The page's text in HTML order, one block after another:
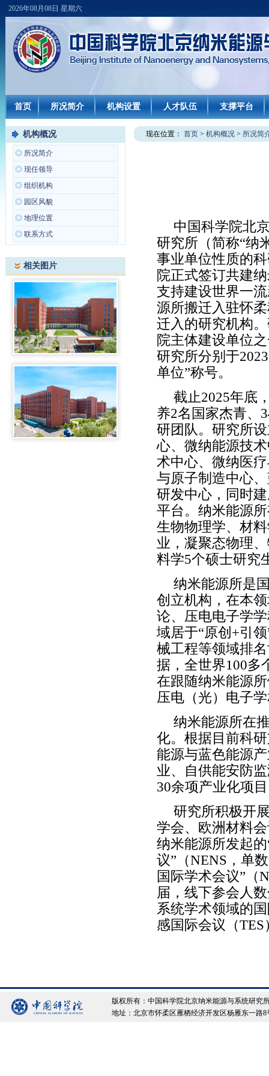
2026年08月08日 星期六
首页 所况简介 机构设置 人才队伍 支撑平台
机构概况
◎ 所况简介
◎ 现任领导
◎ 组织机构
◎ 园区风貌
◎ 地理位置
◎ 联系方式
相关图片
现在位置： 首页> 机构概况> 所况简
中国科学院北
研究所（简称“纳
事业单位性质的
院正式签订共建
支持建设世界一
源所搬迁入驻怀
迁入的研究机构
院主体建设单位
研究所分别于
单位”称号。
截止2025年底
养2名国家杰青、
研团队。研究所
心、微纳能源技
术中心、微纳医
与原子制造中心
研发中心，同时
平台。纳米能源
生物物理学、材
业，凝聚态物理
料学5个硕士研究
纳米能源所是
创立机构，在本
论、压电电子学
域居于“原创+引
械工程等领域排
据，全世界100多
在跟随纳米能源
压电（光）电子
纳米能源所在
化。根据目前科
能源与蓝色能源
业、自供能安防
30余项产业化项
研究所积极开
学会、欧洲材料
纳米能源所发起
议”（NENS，单
国际学术会议”（
届，线下参会人
系统学术领域的
感国际会议（
版权所有：中国科学院北京纳米能源与系统研究
地址：北京市怀柔区雁栖经济开发区杨雁东一路8